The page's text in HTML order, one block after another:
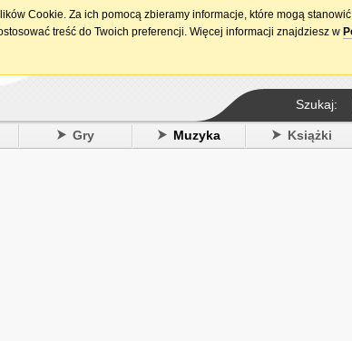
15. urodziny
Szukaj:
Gry Muzyka Książki
Cookie. Za ich pomocą zbieramy informacje, które mogą
treść do Twoich preferencji. Więcej informacji znajdziesz w